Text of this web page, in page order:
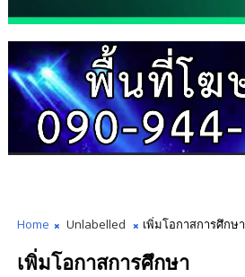
Home Unlabelled เพิ่มโอกาสการศึกษา
เพิ่มโอกาสการศึกษา